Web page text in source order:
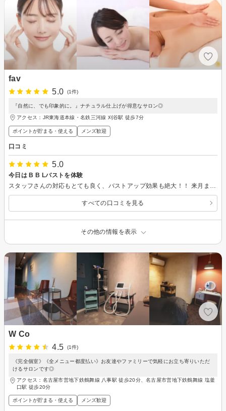
fav
5.0
(1件)
『自然に、でも印象的に。』ナチュラル仕上げが得意なサロン◎
アクセス：JR東海道本線・名鉄三河線 刈谷駅 徒歩7分
ポイントが貯まる・使える メンズ歓迎
口コミ
5.0
今日は B B Lバストを体験
すべての口コミを見る
その他の情報を表示
W Co
4.5
(1件)
《完全個室》《全メニュー都度払い》お友達やファミリーで気軽にお立ち寄りいただ
けるサロンです◎
アクセス：名古屋市営地下鉄鶴舞線 八事駅 徒歩20分、名古屋市営地下鉄鶴舞線 塩釜
口駅 徒歩20分
ポイントが貯まる・使える メンズ歓迎